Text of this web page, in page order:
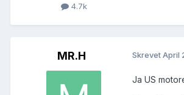
4.7k
MR.H SkrevetApril
Ja US